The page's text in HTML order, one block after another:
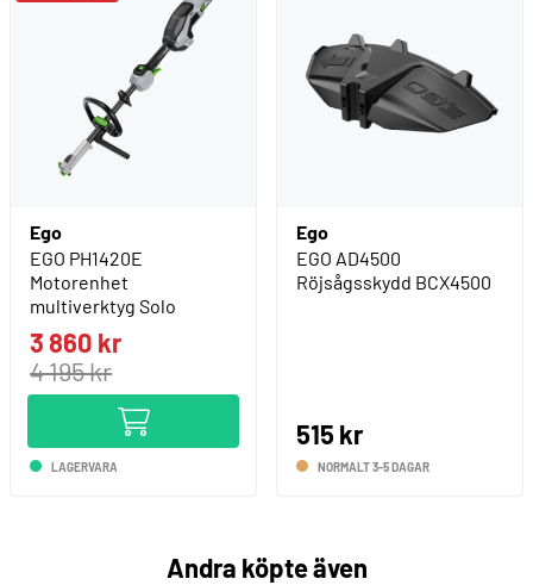
Ego
EGO PH1420E
Motorenhet
multiverktyg Solo
3 860 kr
4 195 kr
LAGERVARA
Ego
EGO AD4500
Röjsågsskydd BCX4500
515 kr
NORMALT 3-5 DAGAR
Andra köpte även